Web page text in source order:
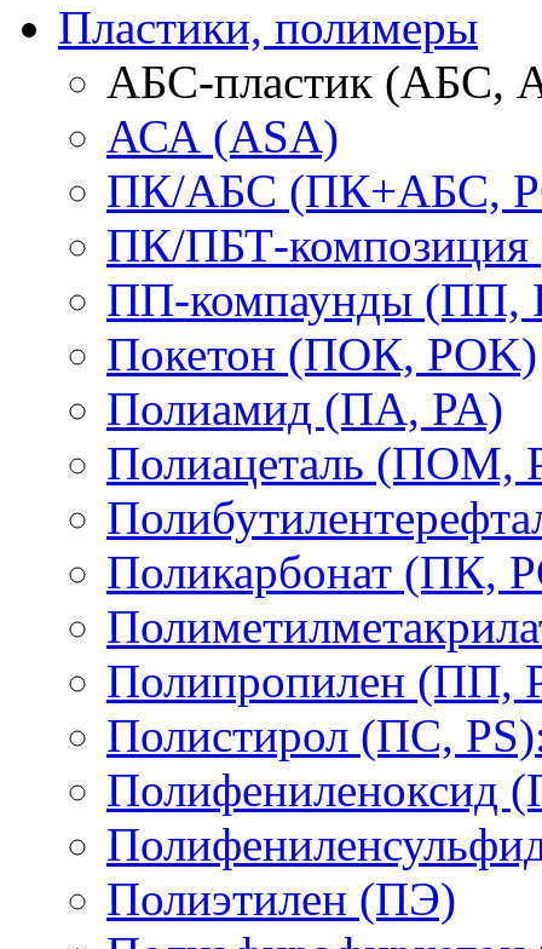
Пластики, полимеры
АБС-пластик (АБС,
АСА (ASA)
ПК/АБС (ПК+АБС,
ПК/ПБТ-композиция
ПП-компаунды (ПП,
Покетон (ПОК, POK)
Полиамид (ПА, PA)
Полиацеталь (ПОМ,
Поликарбонат (ПК,
Полипропилен (ПП,
Полистирол (ПС,
Полифениленоксид
Полиэтилен (ПЭ)